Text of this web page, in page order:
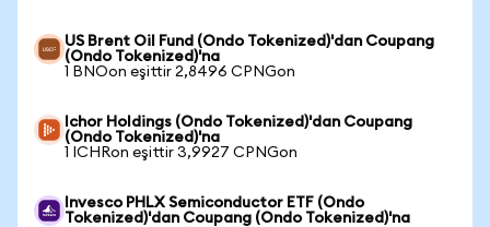
US Brent Oil Fund (Ondo Tokenized)'dan Coupang
(Ondo Tokenized)'na
1 BNOon eşittir 2,8496 CPNGon
Ichor Holdings (Ondo Tokenized)'dan Coupang
(Ondo Tokenized)'na
1 ICHRon eşittir 3,9927 CPNGon
Invesco PHLX Semiconductor ETF (Ondo
Tokenized)'dan Coupang (Ondo Tokenized)'na